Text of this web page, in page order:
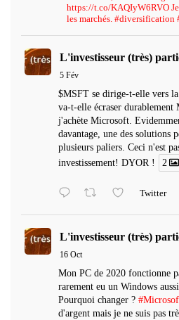
https://t.co/KAQIyW6RVO
les marchés. #diversification
L'investisseur (très)
5 Fév
$MSFT se dirige-t-elle vers
va-t-elle écraser
j'achète Microsoft.
davantage, une des solutions
plusieurs paliers. Ceci n'est
investissement! DYOR !
2
Twitter
L'investisseur (très)
16 Oct
Mon PC de 2020 fonctionne
rarement eu un Windows
Pourquoi changer ?
d'argent mais je ne suis pas